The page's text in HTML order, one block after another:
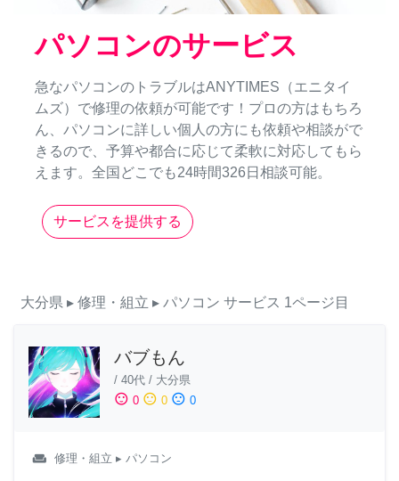
パソコンのサービス
急なパソコンのトラブルはANYTIMES（エニタイ
ムズ）で修理の依頼が可能です！プロの方はもちろ
ん、パソコンに詳しい個人の方にも依頼や相談がで
きるので、予算や都合に応じて柔軟に対応してもら
えます。全国どこでも24時間326日相談可能。
サービスを提供する
大分県 ▸ 修理・組立 ▸ パソコン サービス 1ページ目
バブもん
/ 40代 / 大分県
sentiment_satisfied 0 sentiment_neutral 0 sentiment_dissatisfied 0
weekend 修理・組立 ▸ パソコン